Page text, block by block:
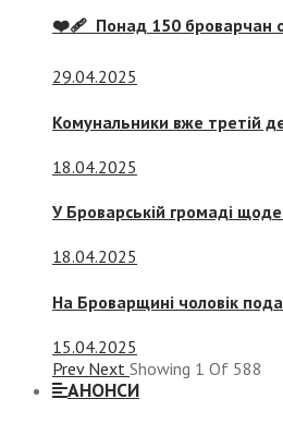
❤️‍🩹 Понад 150 броварчан
29.04.2025
Комунальники вже третій
18.04.2025
У Броварській громаді
18.04.2025
На Броварщині чоловік
15.04.2025
Prev Next Showing 1 Of 588
АНОНСИ